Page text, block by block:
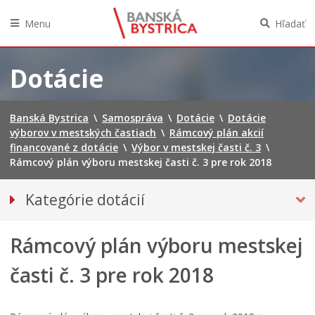
obsah
Menu Hľadať
Dotácie
Banská Bystrica \ Samospráva \ Dotácie \ Dotácie
výborov v mestských častiach \ Rámcový plán akcií
financované z dotácie \ Výbor v mestskej časti č. 3 \
Rámcový plán výboru mestskej časti č. 3 pre rok 2018
Kategórie dotácií
DOTÁCIE VÝBOROV V MESTSKÝCH ČASTIACH
Rámcový plán akcií financované z dotácie
Rámcový plán výboru mestskej
časti č. 3 pre rok 2018